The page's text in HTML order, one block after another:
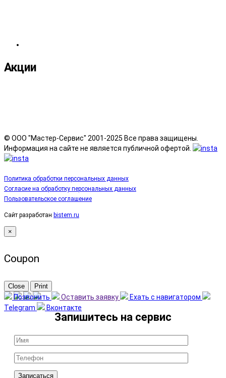
Акции
© ООО "Мастер-Сервис" 2001-2025 Все права защищены.
Информация на сайте не является публичной офертой.
Политика обработки персональных данных
Согласие на обработку персональных данных
Пользовательское соглашение
Сайт разработан bistem.ru
×
Coupon
Close Print
Позвонить Оставить заявку
Ехать с навигатором
Telegram
Вконтакте
Записаться